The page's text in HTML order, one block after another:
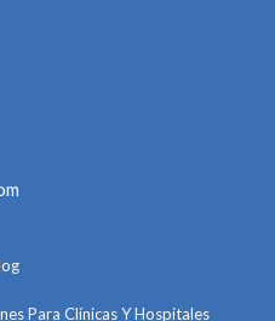
Para Clínicas Y Hospitales